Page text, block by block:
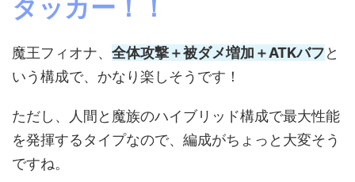
タッカー！！
魔王フィオナ、 全体攻撃＋被ダメ増加＋ATKバフと
いう構成で、かなり楽しそうです！
ただし、人間と魔族のハイブリッド構成で最大性能
を発揮するタイプなので、編成がちょっと大変そう
ですね。